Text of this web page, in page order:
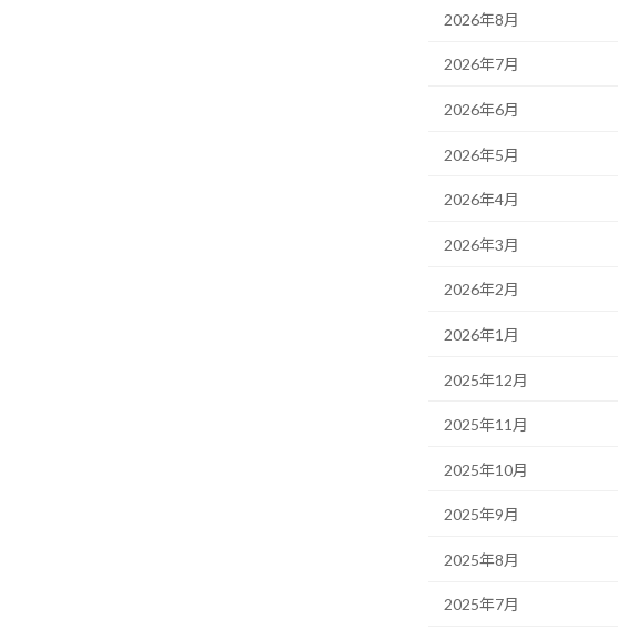
2026年8月
2026年7月
2026年6月
2026年5月
2026年4月
2026年3月
2026年2月
2026年1月
2025年12月
2025年11月
2025年10月
2025年9月
2025年8月
2025年7月